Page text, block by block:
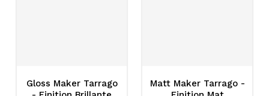
Gloss Maker Tarrago
Matt Maker Tarrago -